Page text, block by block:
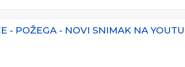
- POŽEGA - NOVI SNIMAK NA